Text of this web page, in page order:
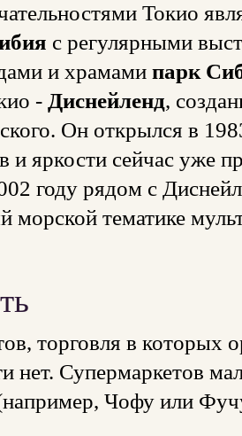
Токио
с регулярными
и храмами парк
- Диснейленд,
Он открылся в
и яркости сейчас уже
году рядом с
морской тематике
торговля в которых
нет. Супермаркетов
Чофу или